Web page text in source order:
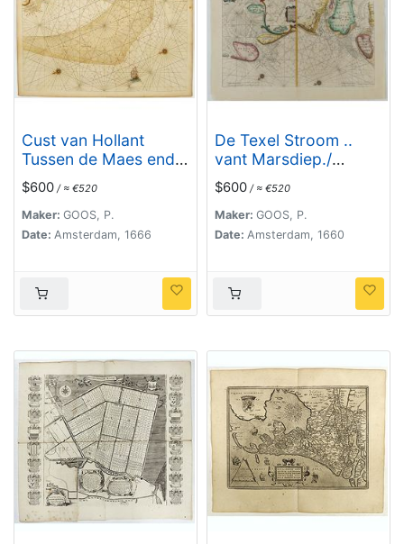
Cust van Hollant
Tussen de Maes ende
Texel.
$600 / ≈ €520
Maker: GOOS, P.
Date: Amsterdam, 1666
De Texel Stroom ..
vant Marsdiep./
Caarte van De Mase...
$600 / ≈ €520
Maker: GOOS, P.
Date: Amsterdam, 1660